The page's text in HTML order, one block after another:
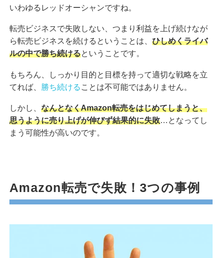
いわゆるレッドオーシャンですね。
転売ビジネスで失敗しない、つまり利益を上げ続けなが
ら転売ビジネスを続けるということは、 ひしめくライバ
ルの中で勝ち続けるということです。
もちろん、しっかり目的と目標を持って適切な戦略を立
てれば、 勝ち続ける ことは不可能ではありません。
しかし、 なんとなくAmazon転売をはじめてしまうと、
思うように売り上げが伸びず結果的に失敗…となってし
まう可能性が高いのです。
Amazon転売で失敗！3つの事例